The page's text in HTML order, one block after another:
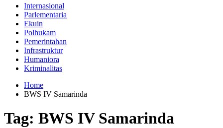
Internasional
Parlementaria
Ekuin
Polhukam
Pemerintahan
Infrastruktur
Humaniora
Kriminalitas
Home
BWS IV Samarinda
Tag: BWS IV Samarinda